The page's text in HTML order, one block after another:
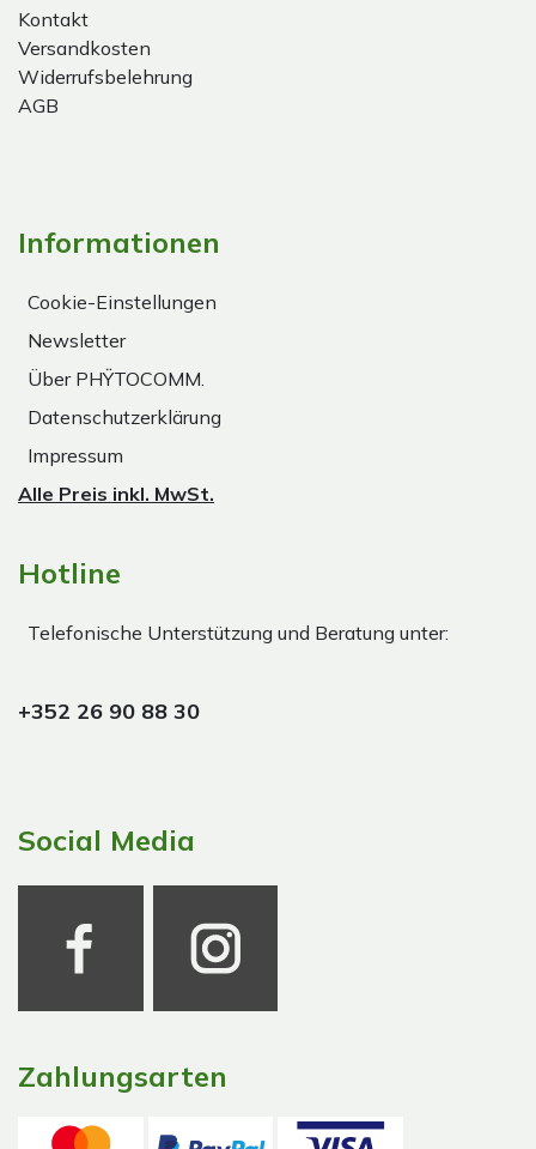
Kontakt
Versandkosten
Widerrufsbelehrung
AGB
Informationen
Cookie-Einstellungen
Newsletter
Über PHŸTOCOMM.
Datenschutzerklärung
Impressum
Alle Preis inkl. MwSt.
Hotline
Telefonische Unterstützung und Beratung unter:
+352 26 90 88 30
Social Media
Zahlungsarten